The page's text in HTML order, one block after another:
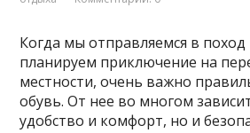
Когда мы отправляемся в поход
планируем приключение на
местности, очень важно
обувь. От нее во многом
удобство и комфорт, но и